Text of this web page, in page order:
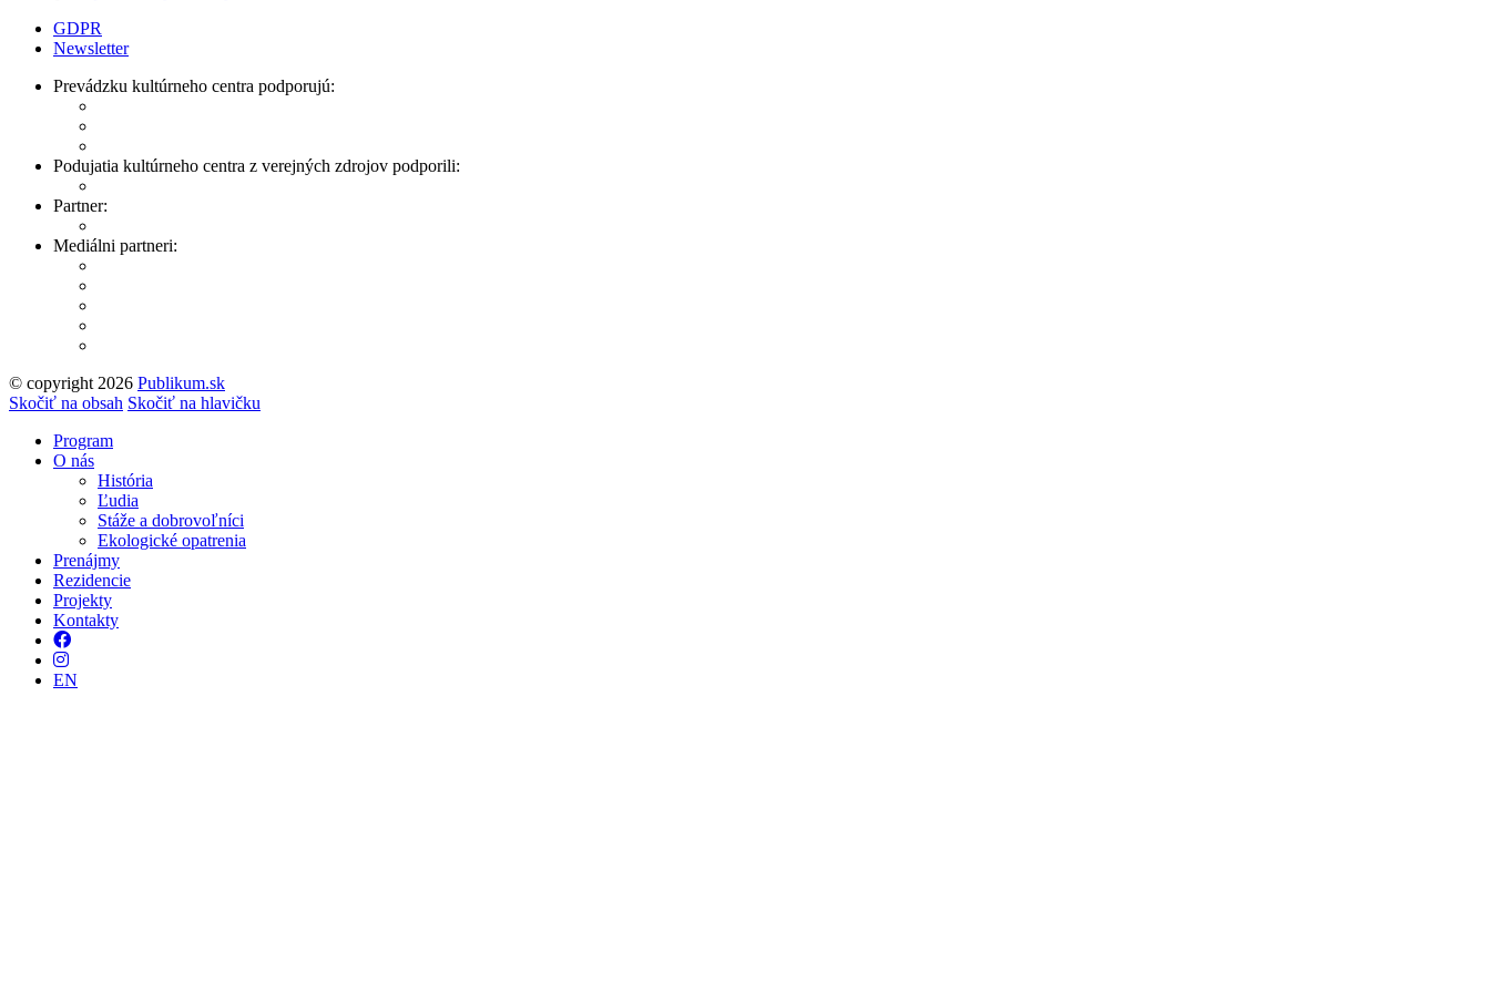
GDPR
Newsletter
Prevádzku kultúrneho centra podporujú:
Podujatia kultúrneho centra z verejných zdrojov podporili:
Partner:
Mediálni partneri:
© copyright 2026 Publikum.sk
Tvorba stránok: Enjoy
Skočiť na obsah Skočiť na hlavičku
Program
O nás
História
Ľudia
Stáže a dobrovoľníci
Ekologické opatrenia
Prenájmy
Rezidencie
Projekty
Kontakty
Facebook
Instagram
EN